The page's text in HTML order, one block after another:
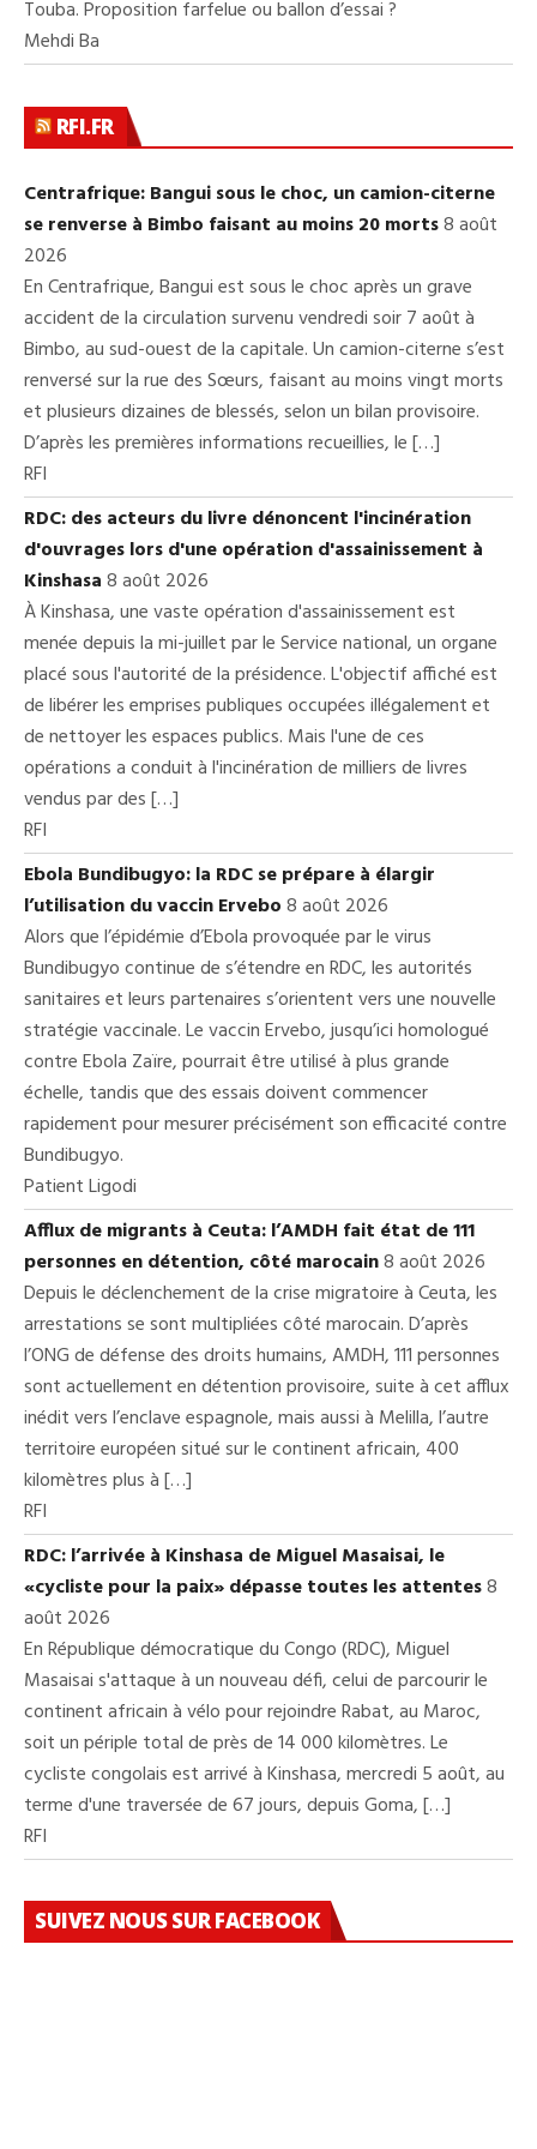
Touba. Proposition farfelue ou ballon d’essai ?
Mehdi Ba
RFI.FR
Centrafrique: Bangui sous le choc, un camion-citerne
se renverse à Bimbo faisant au moins 20 morts8 août
2026
En Centrafrique, Bangui est sous le choc après un grave
accident de la circulation survenu vendredi soir 7 août à
Bimbo, au sud-ouest de la capitale. Un camion-citerne s’est
renversé sur la rue des Sœurs, faisant au moins vingt morts
et plusieurs dizaines de blessés, selon un bilan provisoire.
D’après les premières informations recueillies, le […]
RFI
RDC: des acteurs du livre dénoncent l'incinération
d'ouvrages lors d'une opération d'assainissement à
Kinshasa8 août 2026
À Kinshasa, une vaste opération d'assainissement est
menée depuis la mi-juillet par le Service national, un organe
placé sous l'autorité de la présidence. L'objectif affiché est
de libérer les emprises publiques occupées illégalement et
de nettoyer les espaces publics. Mais l'une de ces
opérations a conduit à l'incinération de milliers de livres
vendus par des […]
RFI
Ebola Bundibugyo: la RDC se prépare à élargir
l’utilisation du vaccin Ervebo8 août 2026
Alors que l’épidémie d’Ebola provoquée par le virus
Bundibugyo continue de s’étendre en RDC, les autorités
sanitaires et leurs partenaires s’orientent vers une nouvelle
stratégie vaccinale. Le vaccin Ervebo, jusqu’ici homologué
contre Ebola Zaïre, pourrait être utilisé à plus grande
échelle, tandis que des essais doivent commencer
rapidement pour mesurer précisément son efficacité contre
Bundibugyo.
Patient Ligodi
Afflux de migrants à Ceuta: l’AMDH fait état de 111
personnes en détention, côté marocain8 août 2026
Depuis le déclenchement de la crise migratoire à Ceuta, les
arrestations se sont multipliées côté marocain. D’après
l’ONG de défense des droits humains, AMDH, 111 personnes
sont actuellement en détention provisoire, suite à cet afflux
inédit vers l’enclave espagnole, mais aussi à Melilla, l’autre
territoire européen situé sur le continent africain, 400
kilomètres plus à […]
RFI
RDC: l’arrivée à Kinshasa de Miguel Masaisai, le
«cycliste pour la paix» dépasse toutes les attentes8
août 2026
En République démocratique du Congo (RDC), Miguel
Masaisai s'attaque à un nouveau défi, celui de parcourir le
continent africain à vélo pour rejoindre Rabat, au Maroc,
soit un périple total de près de 14 000 kilomètres. Le
cycliste congolais est arrivé à Kinshasa, mercredi 5 août, au
terme d'une traversée de 67 jours, depuis Goma, […]
RFI
SUIVEZ NOUS SUR FACEBOOK